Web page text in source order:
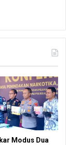
Modus Dua